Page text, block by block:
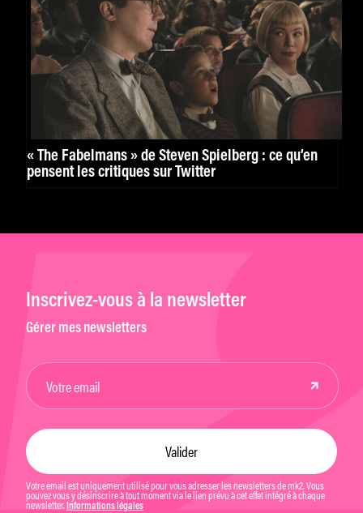
« The Fabelmans » de Steven Spielberg : ce qu’en
pensent les critiques sur Twitter
Inscrivez-vous à la newsletter
Gérer mes newsletters
Votre email est uniquement utilisé pour vous adresser les newsletters de mk2. Vous
pouvez vous y désinscrire à tout moment via le lien prévu à cet effet intégré à chaque
newsletter. Informations légales